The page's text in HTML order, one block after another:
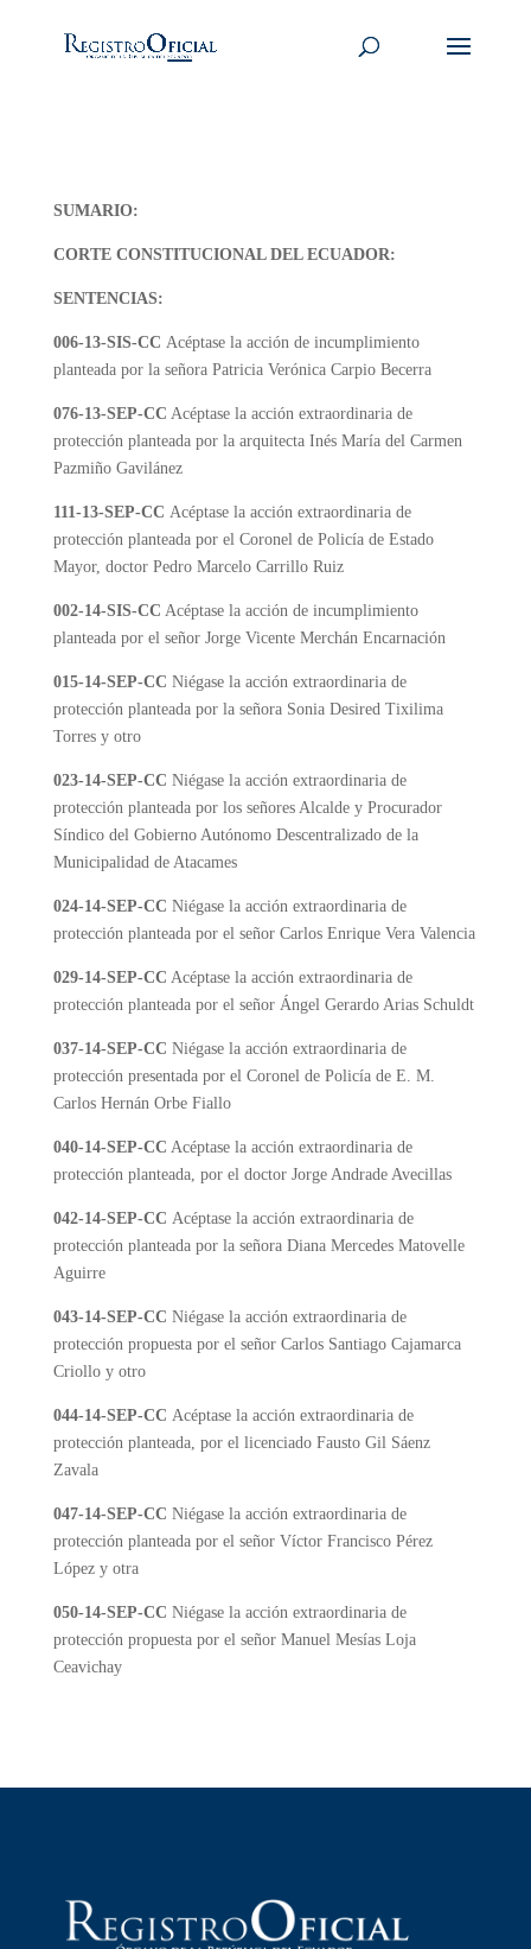
SUMARIO:
CORTE CONSTITUCIONAL DEL ECUADOR:
SENTENCIAS:
006-13-SIS-CC Acéptase la acción de incumplimiento
planteada por la señora Patricia Verónica Carpio Becerra
076-13-SEP-CC Acéptase la acción extraordinaria de
protección planteada por la arquitecta Inés María del Carmen
Pazmiño Gavilánez
111-13-SEP-CC Acéptase la acción extraordinaria de
protección planteada por el Coronel de Policía de Estado
Mayor, doctor Pedro Marcelo Carrillo Ruiz
002-14-SIS-CC Acéptase la acción de incumplimiento
planteada por el señor Jorge Vicente Merchán Encarnación
015-14-SEP-CC Niégase la acción extraordinaria de
protección planteada por la señora Sonia Desired Tixilima
Torres y otro
023-14-SEP-CC Niégase la acción extraordinaria de
protección planteada por los señores Alcalde y Procurador
Síndico del Gobierno Autónomo Descentralizado de la
Municipalidad de Atacames
024-14-SEP-CC Niégase la acción extraordinaria de
protección planteada por el señor Carlos Enrique Vera Valencia
029-14-SEP-CC Acéptase la acción extraordinaria de
protección planteada por el señor Ángel Gerardo Arias Schuldt
037-14-SEP-CC Niégase la acción extraordinaria de
protección presentada por el Coronel de Policía de E. M.
Carlos Hernán Orbe Fiallo
040-14-SEP-CC Acéptase la acción extraordinaria de
protección planteada, por el doctor Jorge Andrade Avecillas
042-14-SEP-CC Acéptase la acción extraordinaria de
protección planteada por la señora Diana Mercedes Matovelle
Aguirre
043-14-SEP-CC Niégase la acción extraordinaria de
protección propuesta por el señor Carlos Santiago Cajamarca
Criollo y otro
044-14-SEP-CC Acéptase la acción extraordinaria de
protección planteada, por el licenciado Fausto Gil Sáenz
Zavala
047-14-SEP-CC Niégase la acción extraordinaria de
protección planteada por el señor Víctor Francisco Pérez
López y otra
050-14-SEP-CC Niégase la acción extraordinaria de
protección propuesta por el señor Manuel Mesías Loja
Ceavichay